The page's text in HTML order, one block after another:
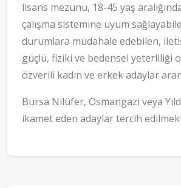
lisans mezunu, 18-45 yaş
çalışma sistemine uyum
durumlara müdahale edebilen,
güçlü, fiziki ve bedensel yeterliliği
özverili kadın ve erkek adaylar
Bursa Nilüfer, Osmangazi veya
ikamet eden adaylar tercih